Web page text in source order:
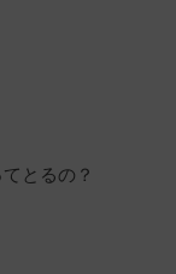
とるの？